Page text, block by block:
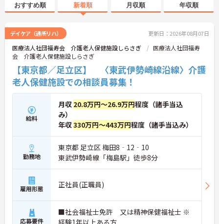
おすすめ順 新着順 月収順 年収順
デイケア（通所リハ） 更新日：2026年08月07日
医療法人社団福寿会 介護老人保健施設しらさぎ
医療法人社団福寿
会 介護老人保健施設しらさぎ
【東京都／足立区】 〈東武伊勢崎線沿線〉介護
老人保健施設での相談員募集！
給料
月収 20.8万円～26.9万円程度（諸手当込
み）
年収330万円～443万円程度（諸手当込み）
勤務地
東京都 足立区 梅田8‐12‐10
東武伊勢崎線「梅島駅」徒歩8分
雇用形態 正社員(正職員)
応募要件
■社会福祉士免許 又は精神保健福祉士 ※
経験1年以上ある方